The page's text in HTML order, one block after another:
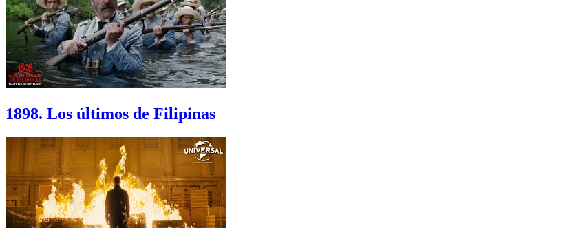
1898. Los últimos de Filipinas